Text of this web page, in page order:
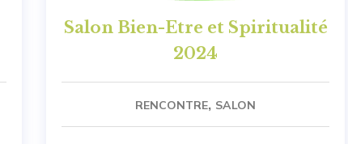
Salon Bien-Etre et Spiritualité
2024
RENCONTRE, SALON